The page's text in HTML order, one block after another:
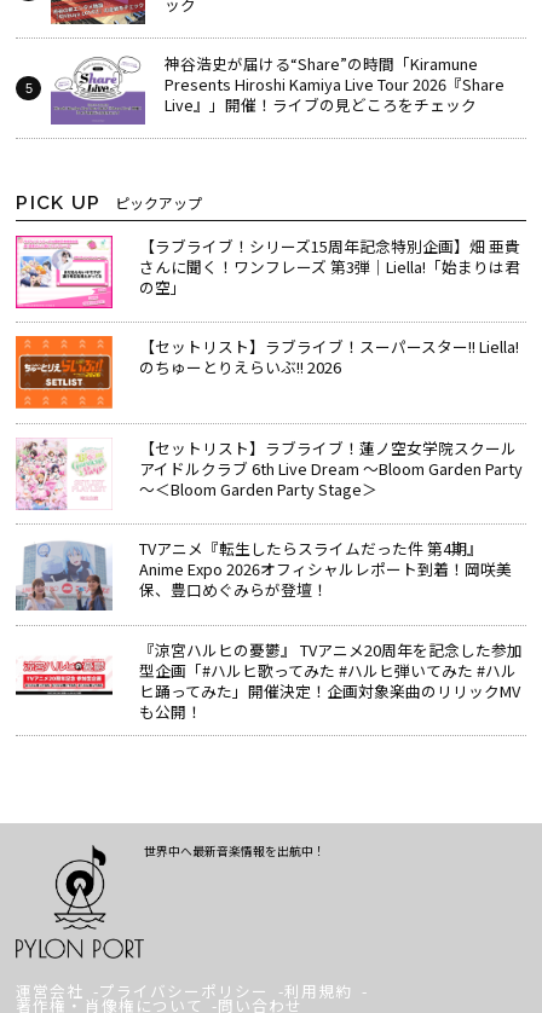
神谷浩史が届ける“Share”の時間――「Kiramune
Presents Hiroshi Kamiya Live Tour 2026『Share
Live』」開催！ライブの見どころをチェック
PICK UP ピックアップ
【ラブライブ！シリーズ15周年記念特別企画】畑 亜貴
さんに聞く！ワンフレーズ 第3弾｜Liella!「始まりは君
の空」
【セットリスト】ラブライブ！スーパースター!! Liella!
のちゅーとりえらいぶ!! 2026
【セットリスト】ラブライブ！蓮ノ空女学院スクール
アイドルクラブ 6th Live Dream ～Bloom Garden Party
～＜Bloom Garden Party Stage＞
TVアニメ『転生したらスライムだった件 第4期』
Anime Expo 2026オフィシャルレポート到着！岡咲美
保、豊口めぐみらが登壇！
『涼宮ハルヒの憂鬱』 TVアニメ20周年を記念した参加
型企画「#ハルヒ歌ってみた #ハルヒ弾いてみた #ハル
ヒ踊ってみた」開催決定！企画対象楽曲のリリックMV
も公開！
世界中へ最新音楽情報を出航中！
運営会社 プライバシーポリシー 利用規約
著作権・肖像権について 問い合わせ